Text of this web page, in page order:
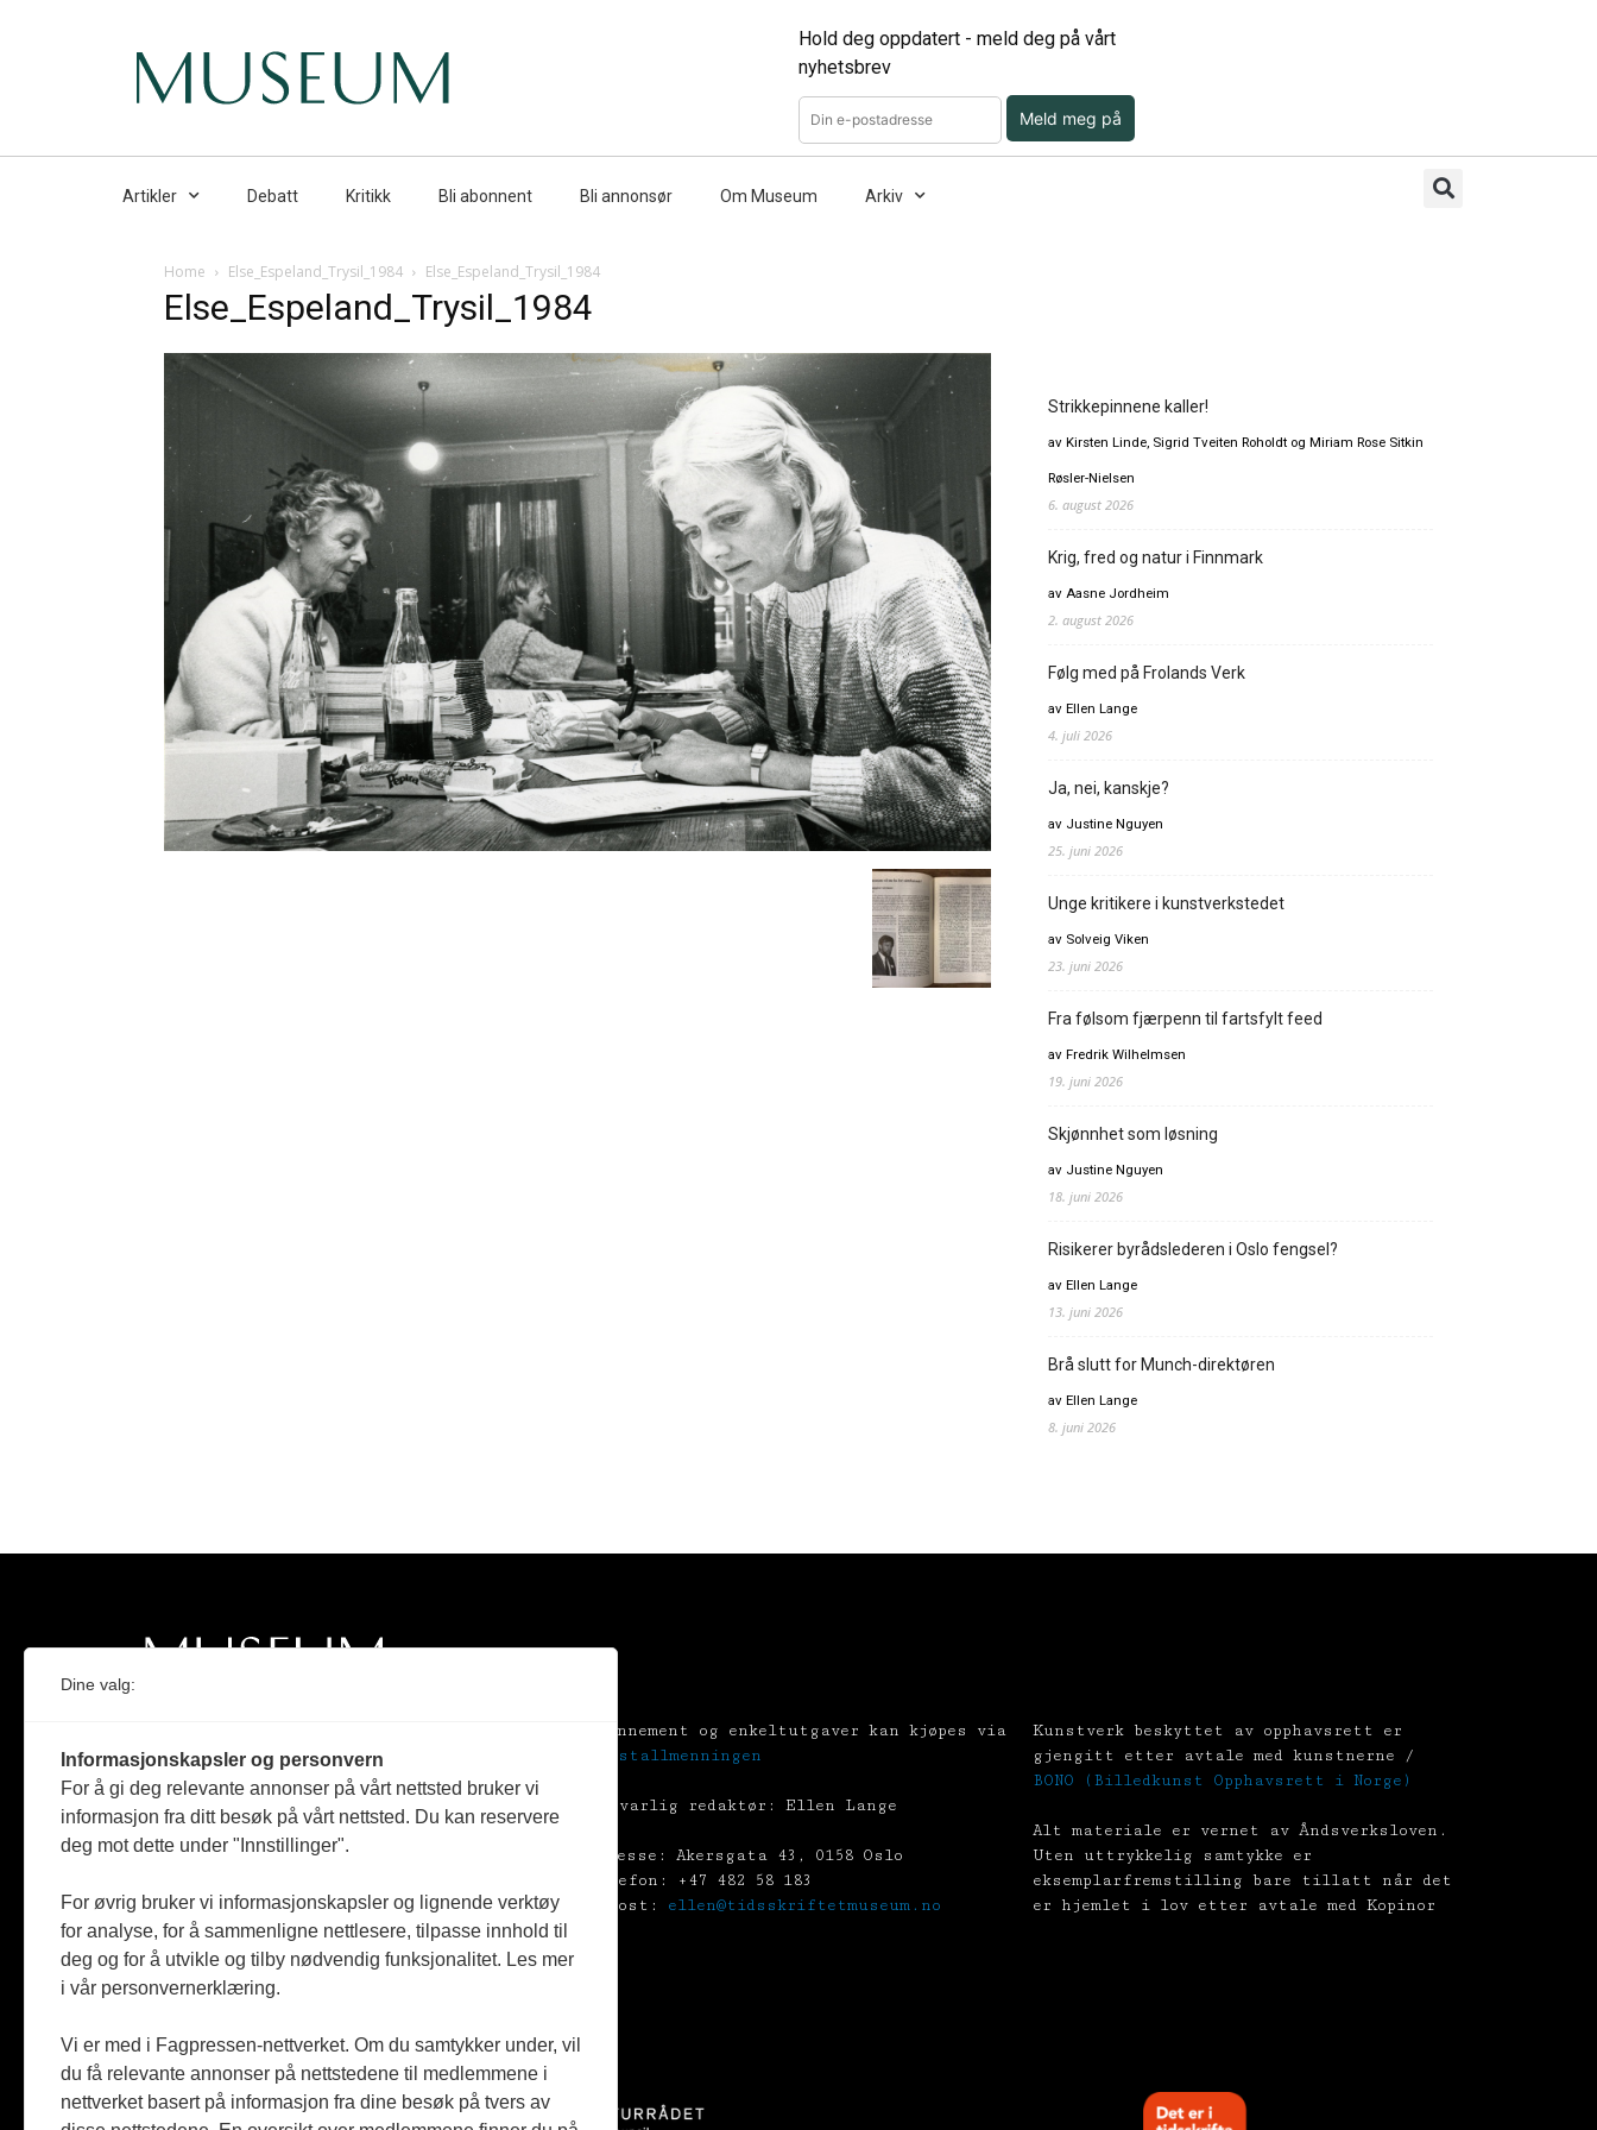
Hold deg oppdatert - meld deg på vårt
nyhetsbrev
Meld meg på
Artikler Debatt Kritikk Bli abonnent Bli annonsør Om Museum Arkiv
Home Else_Espeland_Trysil_1984 Else_Espeland_Trysil_1984
Else_Espeland_Trysil_1984
Strikkepinnene kaller!
av Kirsten Linde, Sigrid Tveiten Roholdt og Miriam Rose Sitkin
Røsler-Nielsen
6. august 2026
Krig, fred og natur i Finnmark
av Aasne Jordheim
2. august 2026
Følg med på Frolands Verk
av Ellen Lange
4. juli 2026
Ja, nei, kanskje?
av Justine Nguyen
25. juni 2026
Unge kritikere i kunstverkstedet
av Solveig Viken
23. juni 2026
Fra følsom fjærpenn til fartsfylt feed
av Fredrik Wilhelmsen
19. juni 2026
Skjønnhet som løsning
av Justine Nguyen
18. juni 2026
Risikerer byrådslederen i Oslo fengsel?
av Ellen Lange
13. juni 2026
Brå slutt for Munch-direktøren
av Ellen Lange
8. juni 2026
Medlem i Norsk tidsskriftforening og
Fagpressen
Støttet av Kulturrådet og Norges
Følger Redaktørplakaten og Vær Varsom-
plakaten
Abonnement og enkeltutgaver kan kjøpes via
Tekstallmenningen
Ansvarlig redaktør: Ellen Lange
Adresse: Akersgata 43, 0158 Oslo
Telefon: +47 482 58 183
E-post: ellen@tidsskriftetmuseum.no
Kunstverk beskyttet av opphavsrett er
gjengitt etter avtale med kunstnerne /
BONO (Billedkunst Opphavsrett i Norge)
Alt materiale er vernet av Åndsverksloven.
Uten uttrykkelig samtykke er
eksemplarfremstilling bare tillatt når det
er hjemlet i lov etter avtale med Kopinor
Dine valg:
Informasjonskapsler og personvern
For å gi deg relevante annonser på vårt nettsted bruker vi
informasjon fra ditt besøk på vårt nettsted. Du kan reservere
deg mot dette under "Innstillinger".
For øvrig bruker vi informasjonskapsler og lignende verktøy
for analyse, for å sammenligne nettlesere, tilpasse innhold til
deg og for å utvikle og tilby nødvendig funksjonalitet. Les mer
i vår personvernerklæring.
Vi er med i Fagpressen-nettverket. Om du samtykker under, vil
du få relevante annonser på nettstedene til medlemmene i
nettverket basert på informasjon fra dine besøk på tvers av